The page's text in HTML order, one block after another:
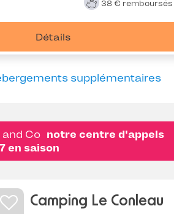
38 € remboursés
Détails
supplémentaires
Co notre centre d'appels
en saison
Camping Le Conleau